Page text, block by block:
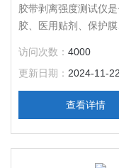
胶带剥离强度测试仪
胶、医用贴剂、保护
访问次数：4000
更新日期： 2024-11-22
查看详情